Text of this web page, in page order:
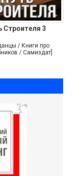
Строителя 3
/ Книги про
/ Самиздат]